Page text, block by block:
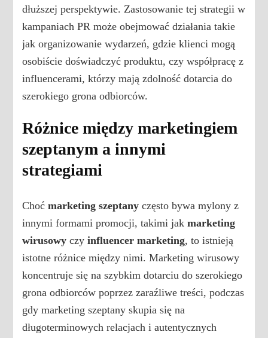
dłuższej perspektywie. Zastosowanie tej strategii w
kampaniach PR może obejmować działania takie
jak organizowanie wydarzeń, gdzie klienci mogą
osobiście doświadczyć produktu, czy współpracę z
influencerami, którzy mają zdolność dotarcia do
szerokiego grona odbiorców.
Różnice między marketingiem
szeptanym a innymi
strategiami
Choćmarketing szeptany często bywa mylony z
innymi formami promocji, takimi jakmarketing
wirusowy czyinfluencer marketing, to istnieją
istotne różnice między nimi. Marketing wirusowy
koncentruje się na szybkim dotarciu do szerokiego
grona odbiorców poprzez zaraźliwe treści, podczas
gdy marketing szeptany skupia się na
długoterminowych relacjach i autentycznych